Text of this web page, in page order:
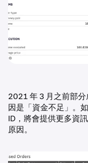
2021 年 3 月之前部
因是「資金不足」。
ID，將會提供更多資
原因。